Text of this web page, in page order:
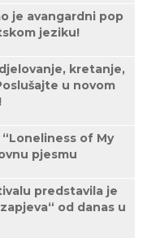
je avangardni pop
jeziku!
kretanje,
u novom
of My
pjesmu
predstavila je
od danas u